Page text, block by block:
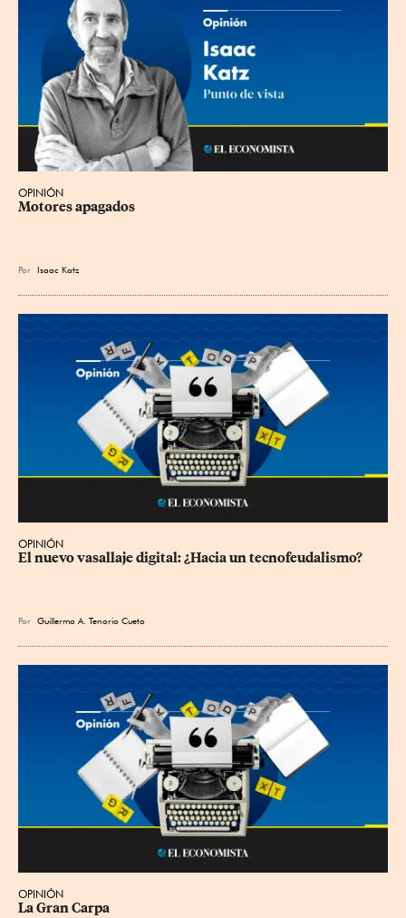
OPINIÓN
Motores apagados
Por Isaac Katz
OPINIÓN
El nuevo vasallaje digital: ¿Hacia un tecnofeudalismo?
Por Guillermo A. Tenorio Cueto
OPINIÓN
La Gran Carpa